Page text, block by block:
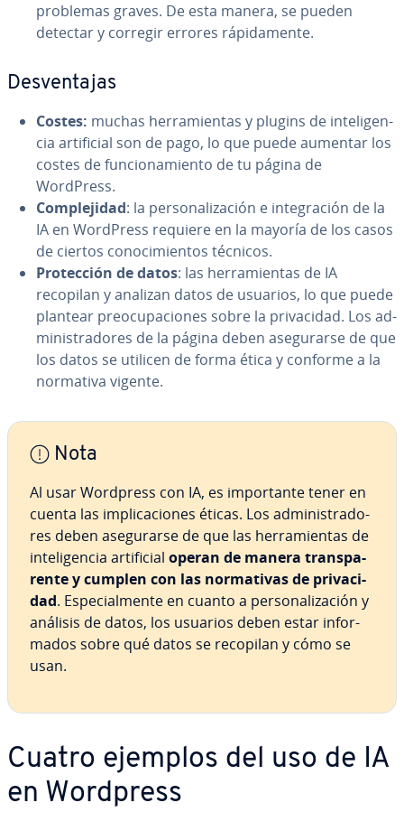
problemas graves. De esta manera, se pueden
detectar y corregir errores rá­pi­da­me­n­te.
De­s­ve­n­ta­jas
Costes: muchas he­rra­mie­n­tas y plugins de in­te­li­ge­n­
cia ar­ti­fi­cial son de pago, lo que puede aumentar los
costes de fu­n­cio­na­mie­n­to de tu página de
WordPress.
Co­m­ple­ji­dad: la pe­r­so­na­li­za­ción e in­te­gra­ción de la
IA en WordPress requiere en la mayoría de los casos
de ciertos co­no­ci­mie­n­tos técnicos.
Pro­te­c­ción de datos: las he­rra­mie­n­tas de IA
recopilan y analizan datos de usuarios, lo que puede
plantear preo­cu­pa­cio­nes sobre la pri­va­ci­dad. Los ad­
mi­ni­s­tra­do­res de la página deben ase­gu­rar­se de que
los datos se utilicen de forma ética y conforme a la
normativa vigente.
Nota
Al usar Wordpress con IA, es im­po­r­ta­n­te tener en
cuenta las im­pli­ca­cio­nes éticas. Los ad­mi­ni­s­tra­do­
res deben ase­gu­rar­se de que las he­rra­mie­n­tas de
in­te­li­ge­n­cia ar­ti­fi­cial operan de manera tra­n­s­pa­
re­n­te y cumplen con las no­r­ma­ti­vas de pri­va­ci­
dad. Es­pe­cia­l­me­n­te en cuanto a pe­r­so­na­li­za­ción y
análisis de datos, los usuarios deben estar in­fo­r­
ma­dos sobre qué datos se recopilan y cómo se
usan.
Cuatro ejemplos del uso de IA
en Wordpress